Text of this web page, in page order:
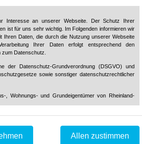
zu meistern“, zeigt sich der Experte
„Vermieterland
Nummer
1“
Haus
Grund
selbstbewusst
Flagge
Wohnungspolitik –
nun einstellen
Beim Landesverbandstag von Haus &
private Vermieter von der neuen
Interesse an unserer Webseite. Der Schutz Ihrer
ist für uns sehr wichtig. Im Folgenden informieren wir
Ihren Daten, die durch die Nutzung unserer Webseite
Ihrer Daten erfolgt entsprechend den
Datenschutz.
der Datenschutz-Grundverordnung (DSGVO) und
sowie sonstiger datenschutzrechtlicher
, Wohnungs- und Grundeigentümer von Rheinland-
Allen zustimmen